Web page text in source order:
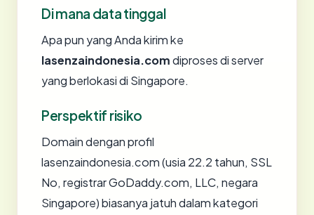
Di mana data tinggal
Apa pun yang Anda kirim ke
lasenzaindonesia.comdiproses di server
yang berlokasi di Singapore.
Perspektif risiko
Domain dengan profil
lasenzaindonesia.com (usia 22.2 tahun, SSL
No, registrar GoDaddy.com, LLC, negara
Singapore) biasanya jatuh dalam kategori